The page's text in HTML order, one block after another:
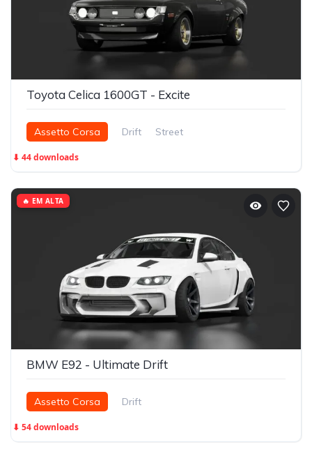
Toyota Celica 1600GT - Excite
Assetto Corsa Drift Street
⬇ 44 downloads
BMW E92 - Ultimate Drift
Assetto Corsa Drift
⬇ 54 downloads
🔥 EM ALTA